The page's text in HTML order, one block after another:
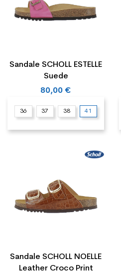
Sandale SCHOLL ESTELLE
Suede
80,00 €
36 37 38 41
Sandale SCHOLL NOELLE
Leather Croco Print